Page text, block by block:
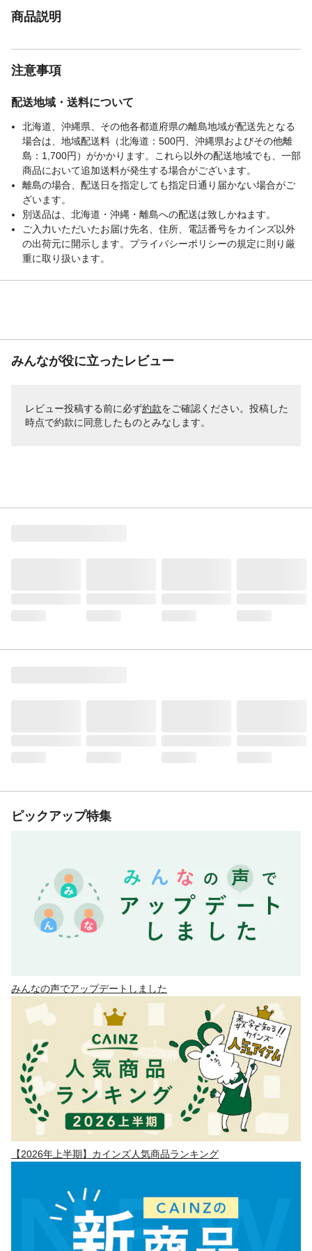
商品説明
注意事項
配送地域・送料について
北海道、沖縄県、その他各都道府県の離島地域が配送先となる
場合は、地域配送料（北海道：500円、沖縄県およびその他離
島：1,700円）がかかります。これら以外の配送地域でも、一部
商品において追加送料が発生する場合がございます。
離島の場合、配送日を指定しても指定日通り届かない場合がご
ざいます。
別送品は、北海道・沖縄・離島への配送は致しかねます。
ご入力いただいたお届け先名、住所、電話番号をカインズ以外
の出荷元に開示します。プライバシーポリシーの規定に則り厳
重に取り扱います。
みんなが役に立ったレビュー
レビュー投稿する前に必ず約款をご確認ください。投稿した
時点で約款に同意したものとみなします。
ピックアップ特集
みんなの声でアップデートしました
【2026年上半期】カインズ人気商品ランキング